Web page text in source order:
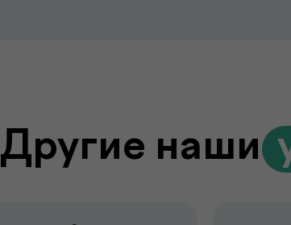
Другие наши.